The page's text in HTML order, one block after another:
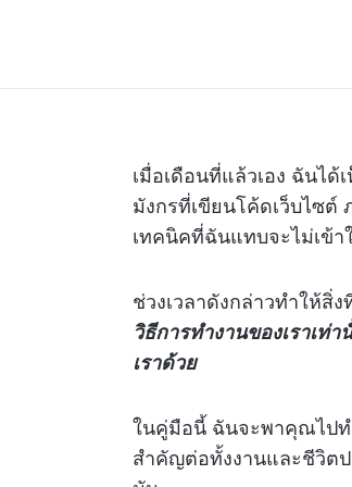
เมื่อเดือนที่แล้วเอง ฉันได้
มังกรที่เขียนโค้ดเว็บไซต์
เทคนิคที่ฉันแทบจะไม่เข้า
ช่วงเวลาดังกล่าวทำให้สิ่
วิธีการทำงานของเราเท่
เราด้วย
ในคู่มือนี้ ฉันจะพาคุณไปท
สำคัญต่อทั้งงานและชีวิต